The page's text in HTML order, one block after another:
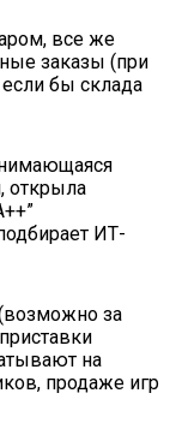
все же
заказы (при
бы склада
ИТ-
за
на
продаже игр